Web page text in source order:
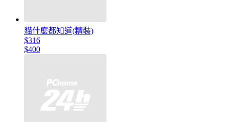
貓什麼都知道(精裝)
$316
$400